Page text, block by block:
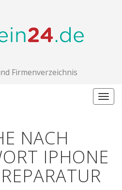
Firmenverzeichnis
NACH
IPHONE